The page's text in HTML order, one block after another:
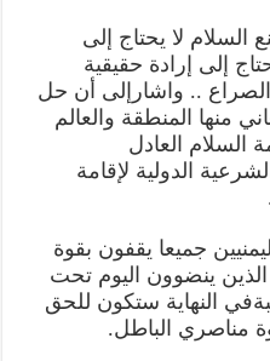
السلام لا يحتاج إلى
إلى إرادة حقيقية
الصراع .. واشارإلى أن حل
منها المنطقة والعالم
السلام العادل
الدولية لإقامة
جميعا يقفون بقوة
الذين ينضوون اليوم تحت
في النهاية ستكون للحق
مناصري الباطل.